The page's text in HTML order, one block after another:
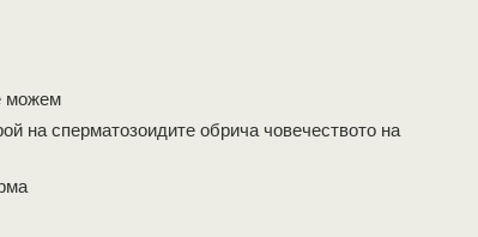
можем
на сперматозоидите обрича човечеството на